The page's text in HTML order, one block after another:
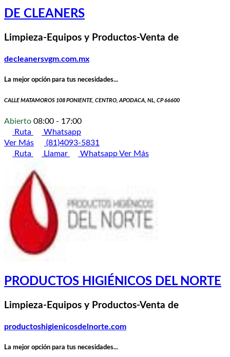
DE CLEANERS
Limpieza-Equipos y Productos-Venta de
decleanersvgm.com.mx
La mejor opción para tus necesidades...
CALLE MATAMOROS 108 PONIENTE, CENTRO, APODACA, NL, CP 66600
Abierto 08:00 - 17:00
Ruta
Whatsapp
Ver Más
(81)4093-5831
Ruta
Llamar WhatsappVer Más
PRODUCTOS HIGIÉNICOS DEL NORTE
Limpieza-Equipos y Productos-Venta de
productoshigienicosdelnorte.com
La mejor opción para tus necesidades...